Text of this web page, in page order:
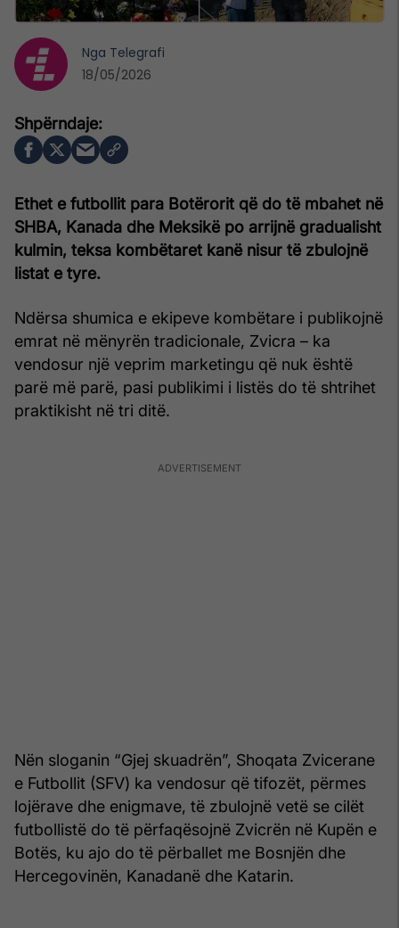
Ethet e futbollit para Botërorit që do të mbahet në
SHBA, Kanada dhe Meksikë po arrijnë gradualisht
kulmin, teksa kombëtaret kanë nisur të zbulojnë
listat e tyre.
Ndërsa shumica e ekipeve kombëtare i publikojnë
emrat në mënyrën tradicionale, Zvicra – ka
vendosur një veprim marketingu që nuk është
parë më parë, pasi publikimi i listës do të shtrihet
praktikisht në tri ditë.
Nën sloganin “Gjej skuadrën”, Shoqata Zvicerane
e Futbollit (SFV) ka vendosur që tifozët, përmes
lojërave dhe enigmave, të zbulojnë vetë se cilët
futbollistë do të përfaqësojnë Zvicrën në Kupën e
Botës, ku ajo do të përballet me Bosnjën dhe
Hercegovinën, Kanadanë dhe Katarin.
Nga Telegrafi
18/05/2026